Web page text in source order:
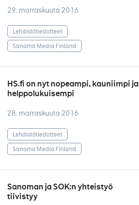
29. marraskuuta 2016
Lehdistötiedotteet
Sanoma Media Finland
HS.fi on nyt nopeampi, kauniimpi ja
helppolukuisempi
28. marraskuuta 2016
Lehdistötiedotteet
Sanoma Media Finland
Sanoman ja SOK:n yhteistyö
tiivistyy